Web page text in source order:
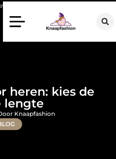
resultaten
heren: kies de
lengte
Knaapfashion